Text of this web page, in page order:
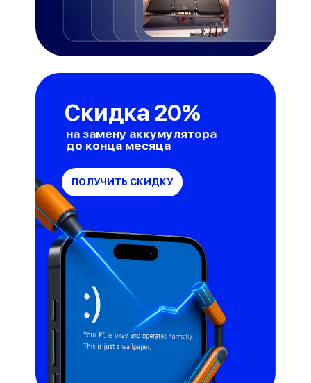
Скидка 20%
на замену аккумулятора
до конца месяца
ПОЛУЧИТЬ СКИДКУ